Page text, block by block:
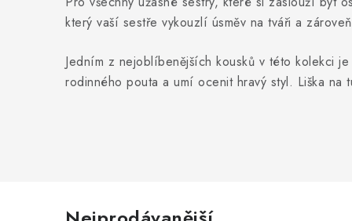
který vaší sestře vykouzlí úsměv na tváři a
Jedním z nejoblíbenějších kousků v této kolekci
rodinného pouta a umí ocenit hravý styl. Liška